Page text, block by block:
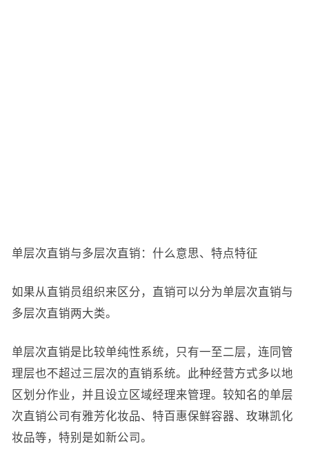
单层次直销与多层次直销：什么意思、特点特征
如果从直销员组织来区分，直销可以分为单层次直销与
多层次直销两大类。
单层次直销是比较单纯性系统，只有一至二层，连同管
理层也不超过三层次的直销系统。此种经营方式多以地
区划分作业，并且设立区域经理来管理。较知名的单层
次直销公司有雅芳化妆品、特百惠保鲜容器、玫琳凯化
妆品等，特别是如新公司。